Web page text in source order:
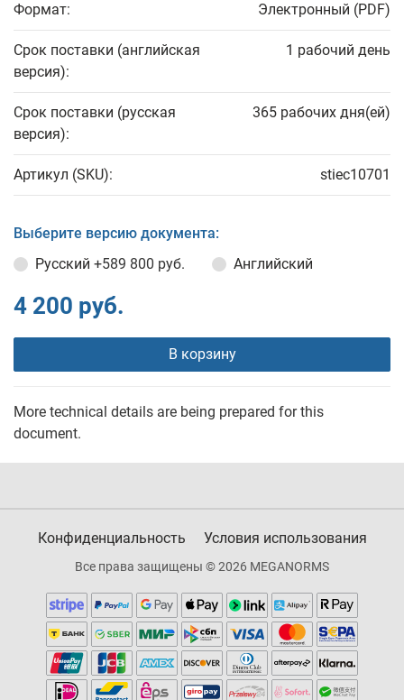
Формат: Электронный (PDF)
Срок поставки (английская
версия):
1 рабочий день
Срок поставки (русская
версия):
365 рабочих дня(ей)
Артикул (SKU): stiec10701
Выберите версию документа:
Русский +589 800 руб. Английский
4 200 руб.
В корзину
More technical details are being prepared for this
document.
Конфиденциальность Условия использования
Все права защищены © 2026 MEGANORMS